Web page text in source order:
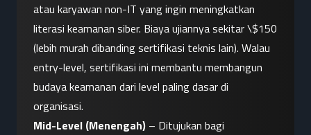
atau karyawan non-IT yang ingin meningkatkan
literasi keamanan siber. Biaya ujiannya sekitar \$150
(lebih murah dibanding sertifikasi teknis lain). Walau
entry-level, sertifikasi ini membantu membangun
budaya keamanan dari level paling dasar di
organisasi.
Mid-Level (Menengah) – Ditujukan bagi